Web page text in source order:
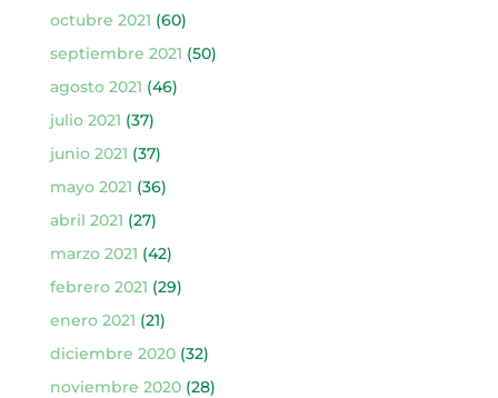
octubre 2021 (60)
septiembre 2021 (50)
agosto 2021 (46)
julio 2021 (37)
junio 2021 (37)
mayo 2021 (36)
abril 2021 (27)
marzo 2021 (42)
febrero 2021 (29)
enero 2021 (21)
diciembre 2020(32)
noviembre 2020(28)